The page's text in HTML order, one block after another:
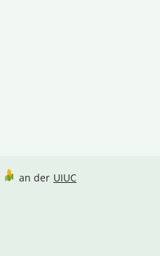
an der UIUC